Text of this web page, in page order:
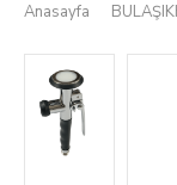
Anasayfa